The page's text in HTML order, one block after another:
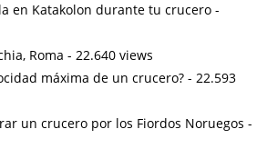
en Katakolon durante tu crucero -
Roma - 22.640 views
máxima de un crucero? - 22.593
un crucero por los Fiordos Noruegos -